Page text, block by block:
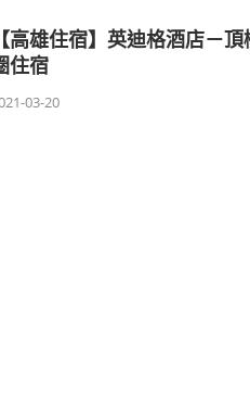
【高雄住宿】英迪格酒店－
住宿
03-20